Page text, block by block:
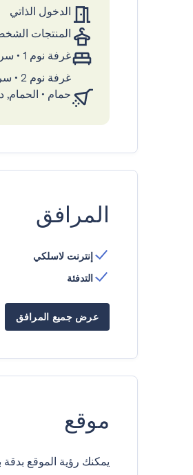
الدخول الذاتي
المنتجات
غرفة نوم 1
•
غرفة نوم 2
•
حمام •
المرافق
إنترنت لاسلكي
التدفئة
عرض جميع المرافق
موقع
يمكنك رؤية الموقع بدقة